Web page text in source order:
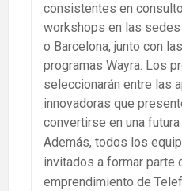
consistentes en
workshops en las sedes
o Barcelona, junto con
programas Wayra. Los
seleccionarán entre las
innovadoras que
convertirse en una
Además, todos los
invitados a formar parte
emprendimiento de